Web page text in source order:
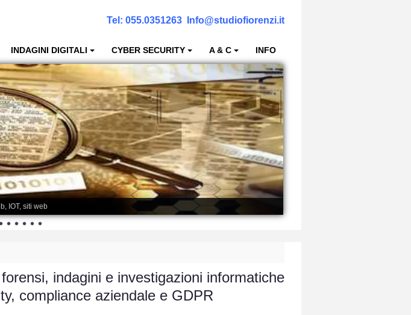
Tel: 055.0351263 Info@studiofiorenzi.it
INDAGINI DIGITALI CYBER SECURITY A & C INFO
IOT, siti web
indagini e investigazioni informatiche
compliance aziendale e GDPR